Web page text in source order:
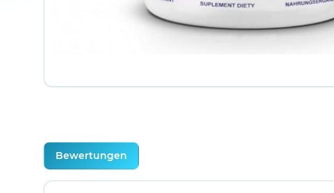
weitere Registerkarten anzeigen
Bewertungen